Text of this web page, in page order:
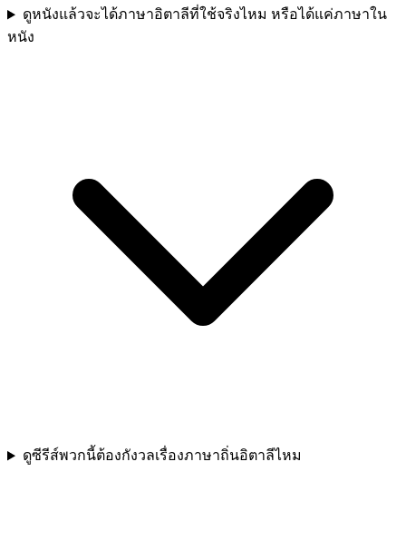
ดูหนังแล้วจะได้ภาษาอิตาลีที่ใช้จริงไหม หรือได้แค่ภาษาใน
หนัง
ดูซีรีส์พวกนี้ต้องกังวลเรื่องภาษาถิ่นอิตาลีไหม